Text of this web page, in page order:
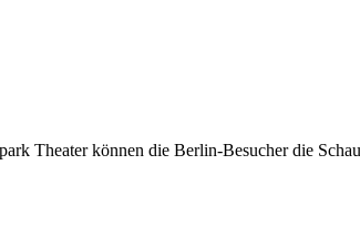
Theater können die Berlin-Besucher die